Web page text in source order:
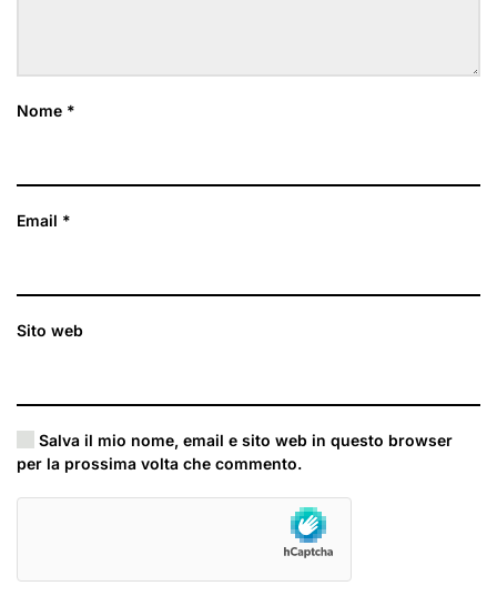
Nome *
Email *
Sito web
Salva il mio nome, email e sito web in questo browser
per la prossima volta che commento.